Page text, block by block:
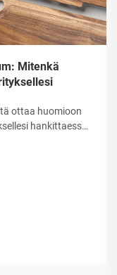
Mitenkä
ottaa huomioon
hankittaessa
usein eri